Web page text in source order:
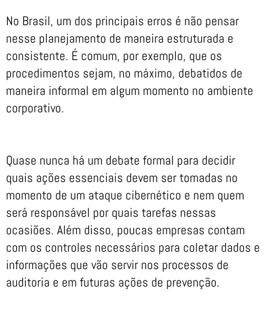
No Brasil, um dos principais erros é não pensar
nesse planejamento de maneira estruturada e
consistente. É comum, por exemplo, que os
procedimentos sejam, no máximo, debatidos de
maneira informal em algum momento no ambiente
corporativo.
Quase nunca há um debate formal para decidir
quais ações essenciais devem ser tomadas no
momento de um ataque cibernético e nem quem
será responsável por quais tarefas nessas
ocasiões. Além disso, poucas empresas contam
com os controles necessários para coletar dados e
informações que vão servir nos processos de
auditoria e em futuras ações de prevenção.